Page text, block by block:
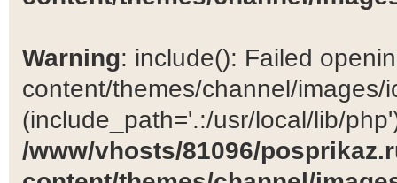
Warning: include(): Failed
content/themes/channel/images/
(include_path='.:/usr/local/lib/
/www/vhosts/81096/